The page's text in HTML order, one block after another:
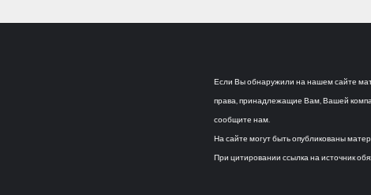
Если Вы обнаружили на нашем сайте
права, принадлежащие Вам, Вашей
сообщите нам.
На сайте могут быть опубликованы
При цитировании ссылка на источник